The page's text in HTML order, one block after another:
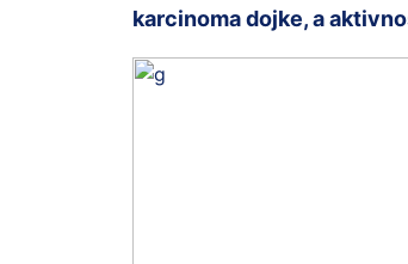
karcinoma dojke, a